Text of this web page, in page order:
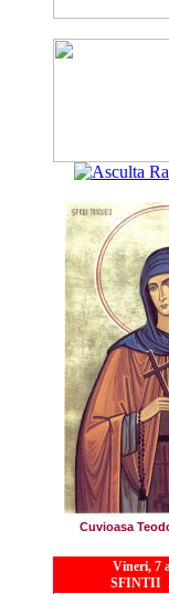
Cuvioasa
Vineri, 7
SFINTII